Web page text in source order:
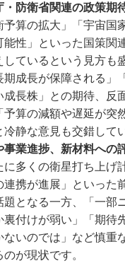
・防衛省関連の政策期
予算の拡大」「宇宙国
能性」といった国策関
しているという見方も
期成長が保障される」
成長株」との期待、反
予算の減額や遅延が突
冷静な意見も交錯して
事業進捗、新材料への
に多くの衛星打ち上げ
連携が進展」といった
題となる一方、「一部
裏付けが弱い」「期待
ないのでは」など慎重
のが現状です。